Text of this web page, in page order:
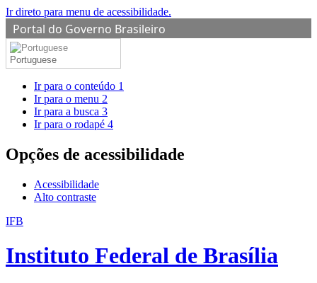
Ir direto para menu de acessibilidade.
Portal do Governo Brasileiro
Portuguese
Ir para o conteúdo 1
Ir para o menu 2
Ir para a busca 3
Ir para o rodapé 4
Opções de acessibilidade
Acessibilidade
Alto contraste
IFB
Instituto Federal de Brasília